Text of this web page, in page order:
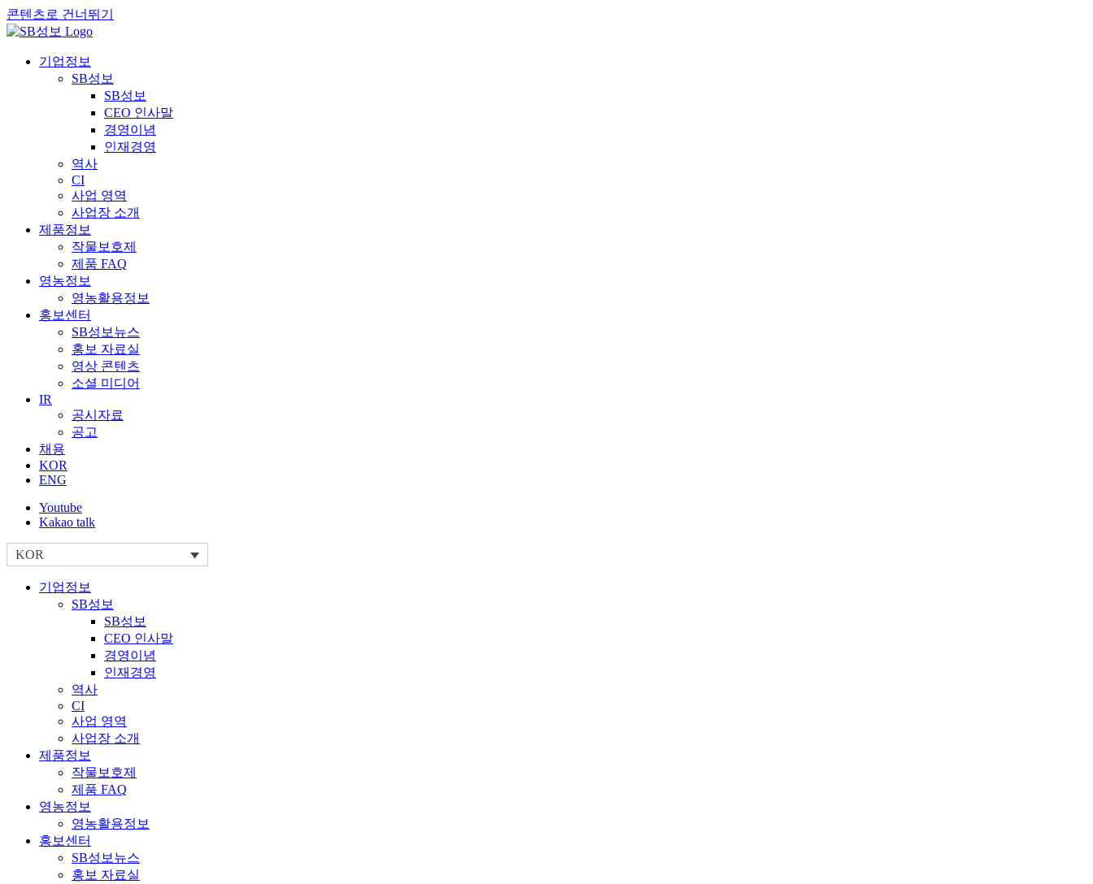
콘텐츠로 건너뛰기
기업정보
SB성보
SB성보
CEO 인사말
경영이념
인재경영
역사
CI
사업 영역
사업장 소개
제품정보
작물보호제
제품 FAQ
영농정보
영농활용정보
홍보센터
SB성보뉴스
홍보 자료실
영상 콘텐츠
소셜 미디어
IR
공시자료
공고
채용
KOR
ENG
Youtube
Kakao talk
KOR
기업정보
SB성보
SB성보
CEO 인사말
경영이념
인재경영
역사
CI
사업 영역
사업장 소개
제품정보
작물보호제
제품 FAQ
영농정보
영농활용정보
홍보센터
SB성보뉴스
홍보 자료실